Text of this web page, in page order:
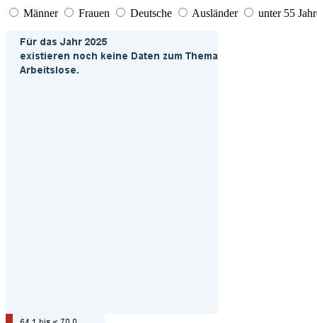
Männer Frauen Deutsche Ausländer unter 55